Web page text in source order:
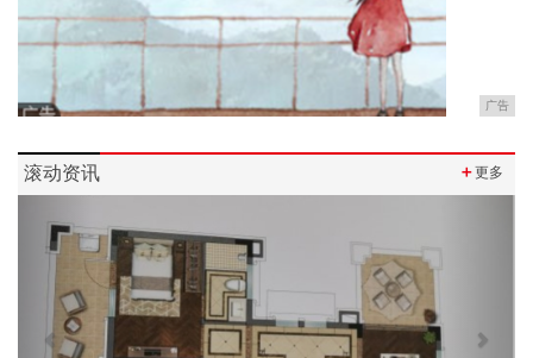
广告
滚动资讯 ＋更多